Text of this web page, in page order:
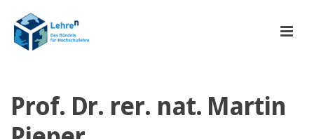
Prof. Dr. rer. nat. Martin